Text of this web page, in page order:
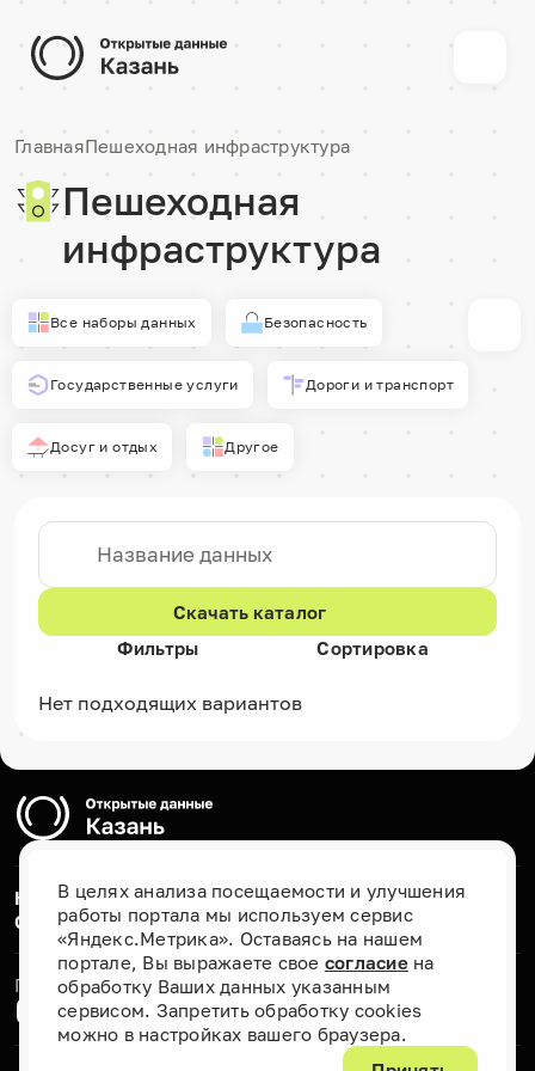
ГлавнаяПешеходная инфраструктура
Пешеходная
инфраструктура
Все наборы данных Безопасность
Государственные услуги Дороги и транспорт
Досуг и отдых Другое
Фильтры Сортировка
Скачать каталог
Нет подходящих вариантов
Каталог наборов данных
О проекте
Присоединяйтесь к нам
В целях анализа посещаемости и улучшения
работы портала мы используем сервис
«Яндекс.Метрика». Оставаясь на нашем
портале, Вы выражаете свое согласиена
обработку Ваших данных указанным
сервисом. Запретить обработку cookies
можно в настройках вашего браузера.